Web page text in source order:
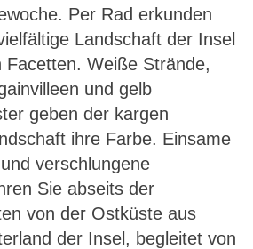
Per Rad erkunden
Landschaft der Insel
Facetten. Weiße Strände,
und gelb
geben der kargen
ihre Farbe. Einsame
verschlungene
Sie abseits der
von der Ostküste aus
der Insel, begleitet von